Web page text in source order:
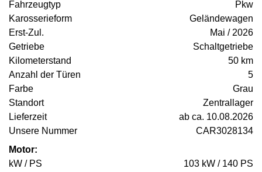
Fahrzeugtyp
Pkw
Karosserieform
Geländewagen
Erst-Zul.
Mai / 2026
Getriebe
Schaltgetriebe
Kilometerstand
50 km
Anzahl der Türen
5
Farbe
Grau
Standort
Zentrallager
Lieferzeit
ab ca. 10.08.2026
Unsere Nummer
CAR3028134
Motor:
kW / PS
103 kW / 140 PS